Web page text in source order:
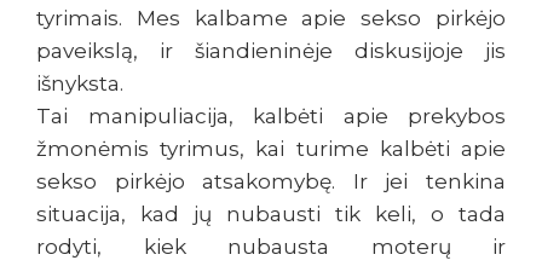
tyrimais. Mes kalbame apie sekso pirkėjo
paveikslą, ir šiandieninėje diskusijoje jis
išnyksta.
Tai manipuliacija, kalbėti apie prekybos
žmonėmis tyrimus, kai turime kalbėti apie
sekso pirkėjo atsakomybę. Ir jei tenkina
situacija, kad jų nubausti tik keli, o tada
rodyti, kiek nubausta moterų ir